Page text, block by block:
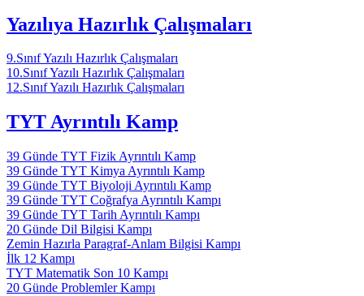
Yazılıya Hazırlık Çalışmaları
9.Sınıf Yazılı Hazırlık Çalışmaları
10.Sınıf Yazılı Hazırlık Çalışmaları
12.Sınıf Yazılı Hazırlık Çalışmaları
TYT Ayrıntılı Kamp
39 Günde TYT Fizik Ayrıntılı Kamp
39 Günde TYT Kimya Ayrıntılı Kamp
39 Günde TYT Biyoloji Ayrıntılı Kamp
39 Günde TYT Coğrafya Ayrıntılı Kampı
39 Günde TYT Tarih Ayrıntılı Kampı
20 Günde Dil Bilgisi Kampı
Zemin Hazırla Paragraf-Anlam Bilgisi Kampı
İlk 12 Kampı
TYT Matematik Son 10 Kampı
20 Günde Problemler Kampı